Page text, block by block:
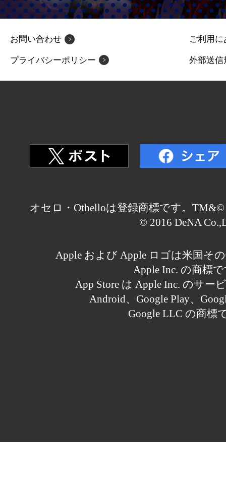
お問い合わせ ご利用
プライバシーポリシー 外部送信
オセロ・Othelloは登録商標です。TM&©
© 2016 DeNA
Apple および Apple ロゴは米国そ
Apple Inc. の商標
App Store は Apple Inc. のサー
Android、Google Play、
Google LLC の商標